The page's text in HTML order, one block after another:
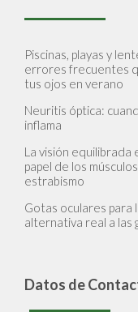
Piscinas, playas y
errores frecuentes
tus ojos en verano
Neuritis óptica:
inflama
La visión equilibrada
papel de los
estrabismo
Gotas oculares para
alternativa real a las
Datos de